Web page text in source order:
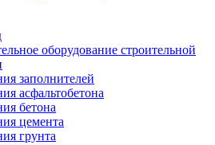
оборудование строительной
заполнителей
асфальтобетона
бетона
цемента
грунта